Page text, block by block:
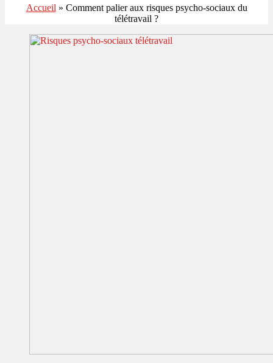
Accueil » Comment palier aux risques psycho-sociaux du
télétravail ?